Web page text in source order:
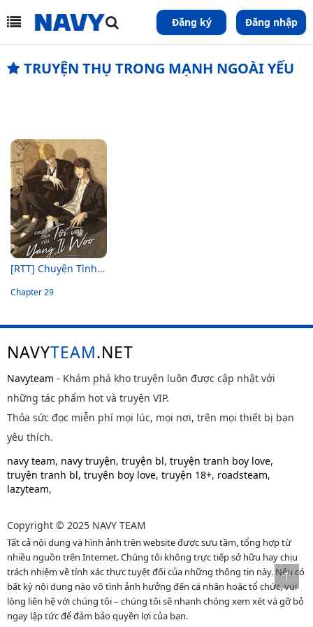
Đăng ký Đăng nhập
TRUYỆN THỤ TRONG MẠNH NGOÀI YẾU
[RTT] Chuyện Tình Của Tôi Và Yang Il Woo
Chapter 29
NAVYTEAM.NET
Navyteam - Khám phá kho truyện luôn được cập nhật với
những tác phẩm hot và truyện VIP.
Thỏa sức đọc miễn phí mọi lúc, mọi nơi, trên mọi thiết bị bạn
yêu thích.
navy team, navy truyện, truyện bl, truyện tranh boy love,
truyện tranh bl, truyện boy love, truyện 18+, roadsteam,
lazyteam,
Copyright © 2025 NAVY TEAM
Tất cả nội dung và hình ảnh trên website được sưu tầm, tổng hợp từ
nhiều nguồn trên Internet. Chúng tôi không trực tiếp sở hữu hay chịu
trách nhiệm về tính xác thực tuyệt đối của những thông tin này. Nếu có
bất kỳ nội dung nào vô tình ảnh hưởng đến cá nhân hoặc tổ chức, vui
lòng liên hệ với chúng tôi – chúng tôi sẽ nhanh chóng xem xét và gỡ bỏ
ngay lập tức để đảm bảo quyền lợi của bạn.